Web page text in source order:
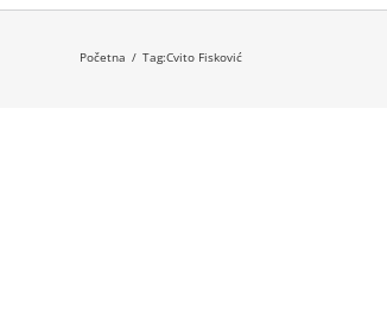
Početna / Tag:Cvito Fisković